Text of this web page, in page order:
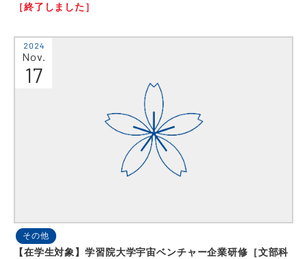
［終了しました］
2024
Nov.
17
その他
【在学生対象】学習院大学宇宙ベンチャー企業研修［文部科